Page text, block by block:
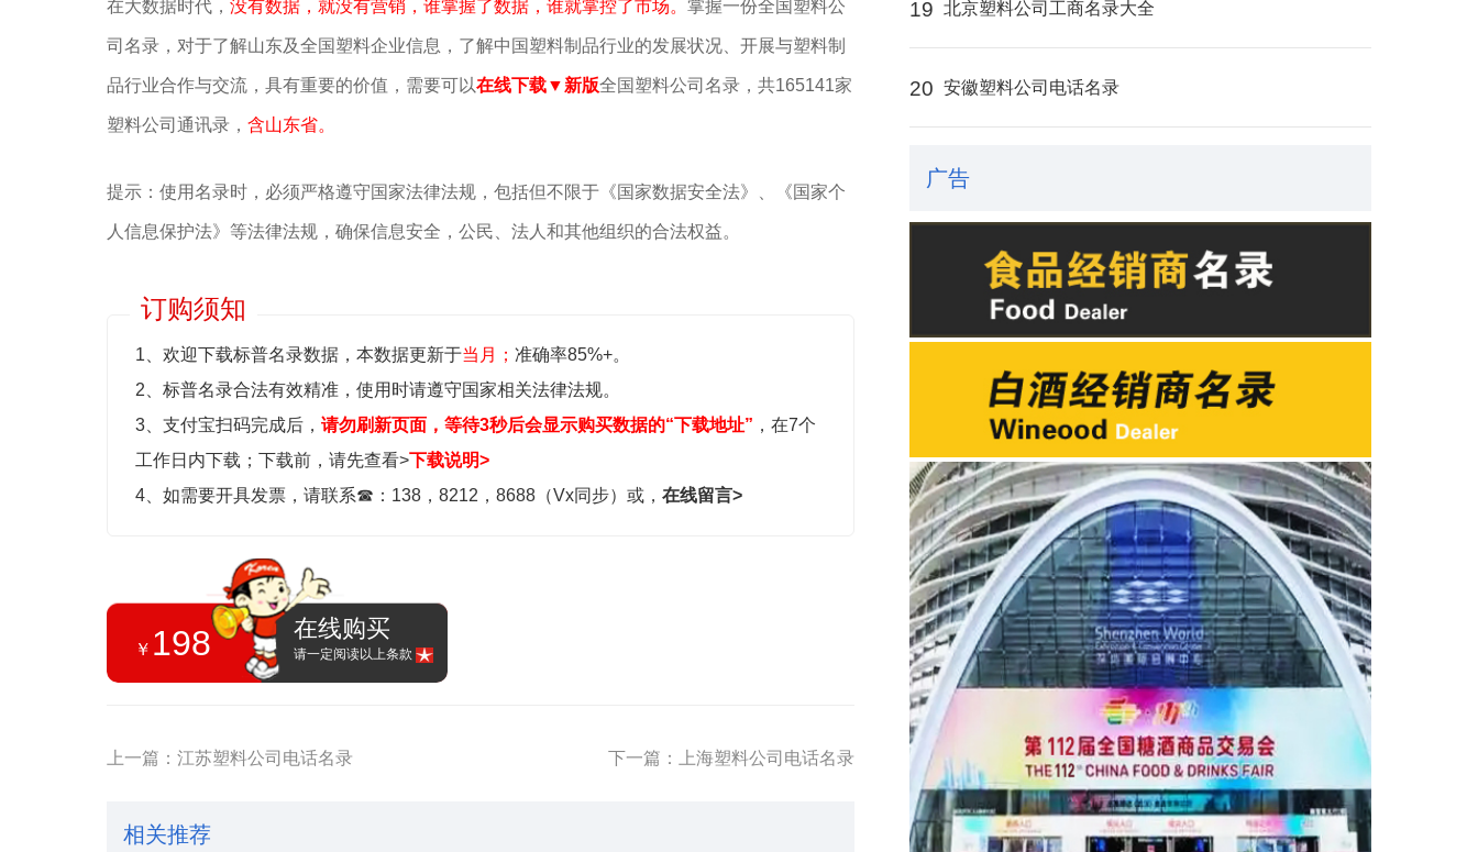
在大数据时代， 没有数据，就没有营销，谁掌握了数据，谁就掌控了市场。 掌握一份全国塑料公
司名录，对于了解山东及全国塑料企业信息，了解中国塑料制品行业的发展状况、开展与塑料制
品行业合作与交流，具有重要的价值，需要可以在线下载▼新版全国塑料公司名录，共165141家
塑料公司通讯录， 含山东省。
提示：使用名录时，必须严格遵守国家法律法规，包括但不限于《国家数据安全法》、《国家个
人信息保护法》等‌法律法规，确保信息安全，公民、法人和其他组织的合法权益。
订购须知
1、欢迎下载标普名录数据，本数据更新于当月； 准确率85%+。
2、标普名录合法有效精准，使用时请遵守国家相关法律法规。
3、支付宝扫码完成后， 请勿刷新页面，等待3秒后会显示购买数据的“下载地址” ，在7个
工作日内下载； 下载前，请先查看>下载说明>
4、如需要开具发票，请联系☎ ：138，8212，8688（Vx同步）或， 在线留言>
￥ 198 在线购买
请一定阅读以上条款
上一篇：江苏塑料公司电话名录 下一篇：上海塑料公司电话名录
相关推荐
19 北京塑料公司工商名录大全
20 安徽塑料公司电话名录
广告